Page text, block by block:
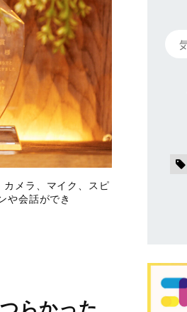
メラ、マイク、スピ
や会話ができ